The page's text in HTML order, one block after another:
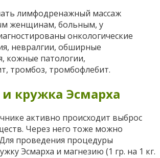
лимфодренажный массаж
женщинам, больным, у
онкологические
невралгии, обширные
кожные патологии,
тромбоз, тромбофлебит.
кружка Эсмарха
активно происходит выброс
Через него тоже можно
проведения процедуры
Эсмарха и магнезию (1 гр. на 1 кг.